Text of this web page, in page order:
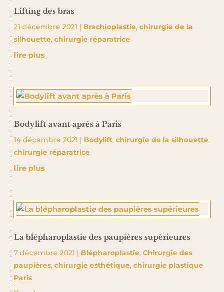
Lifting des bras
21 décembre 2021 | Brachioplastie, chirurgie de la
silhouette, chirurgie réparatrice
lire plus
Bodylift avant après à Paris
14 décembre 2021 | Bodylift, chirurgie de la silhouette,
chirurgie réparatrice
lire plus
La blépharoplastie des paupières supérieures
7 décembre 2021 | Blépharoplastie, Chirurgie des
paupières, chirurgie esthétique, chirurgie plastique
Paris